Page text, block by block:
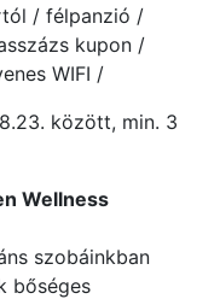
/ félpanzió /
kupon /
WIFI /
között, min. 3
Wellness
szobáinkban
bőséges